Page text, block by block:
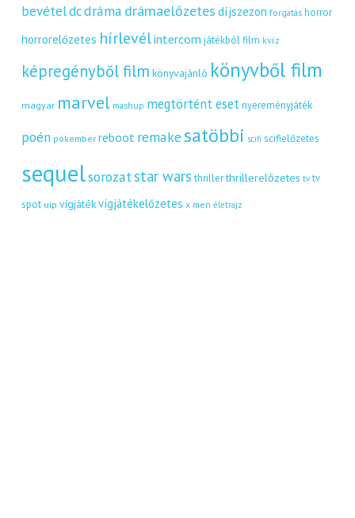
bevételdcdráma drámaelőzetes díjszezon forgatás horror
horrorelőzetes hírlevélintercom játékból film kvíz
képregényből film könyvajánló könyvből film
magyar marvel mashup megtörtént eset nyereményjáték
poén pókember reboot remakesatöbbi scifi scifielőzetes
sequelsorozat star wars thriller thrillerelőzetes tv tv
spot uip vígjátékvígjátékelőzetes x men életrajz